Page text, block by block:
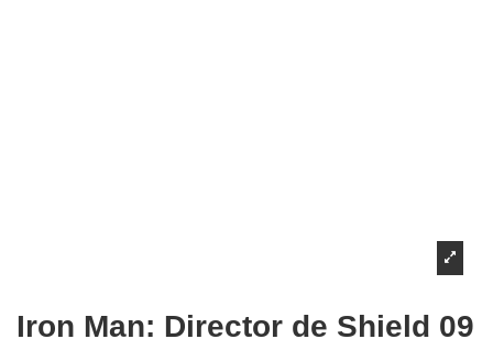
Iron Man: Director de Shield 09